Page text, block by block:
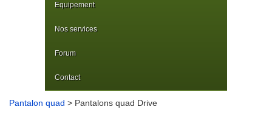
Equipement
Nos services
Forum
Contact
Pantalon quad > Pantalons quad Drive